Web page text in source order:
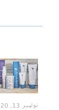
نوامبر 13, 2020